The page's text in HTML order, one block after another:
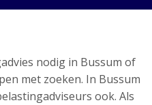
nodig in Bussum of
met zoeken. In Bussum
ook. Als